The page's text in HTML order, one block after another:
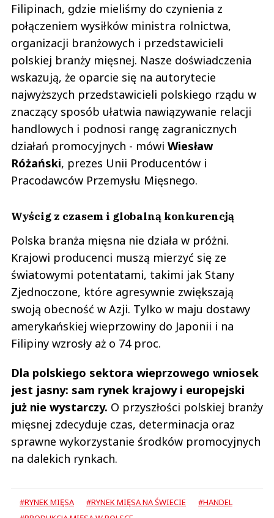
Filipinach, gdzie mieliśmy do czynienia z
połączeniem wysiłków ministra rolnictwa,
organizacji branżowych i przedstawicieli
polskiej branży mięsnej. Nasze doświadczenia
wskazują, że oparcie się na autorytecie
najwyższych przedstawicieli polskiego rządu w
znaczący sposób ułatwia nawiązywanie relacji
handlowych i podnosi rangę zagranicznych
działań promocyjnych - mówi Wiesław
Różański, prezes Unii Producentów i
Pracodawców Przemysłu Mięsnego.
Wyścig z czasem i globalną konkurencją
Polska branża mięsna nie działa w próżni.
Krajowi producenci muszą mierzyć się ze
światowymi potentatami, takimi jak Stany
Zjednoczone, które agresywnie zwiększają
swoją obecność w Azji. Tylko w maju dostawy
amerykańskiej wieprzowiny do Japonii i na
Filipiny wzrosły aż o 74 proc.
Dla polskiego sektora wieprzowego wniosek
jest jasny: sam rynek krajowy i europejski
już nie wystarczy. O przyszłości polskiej branży
mięsnej zdecyduje czas, determinacja oraz
sprawne wykorzystanie środków promocyjnych
na dalekich rynkach.
#RYNEK MIĘSA #RYNEK MIĘSA NA ŚWIECIE
#HANDEL